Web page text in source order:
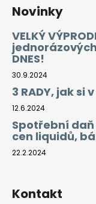
Novinky
VELKÝ
DNES!
30.9.2024
3 RADY, jak si
12.6.2024
Spotřební
cen liquidů,
22.2.2024
Kontakt